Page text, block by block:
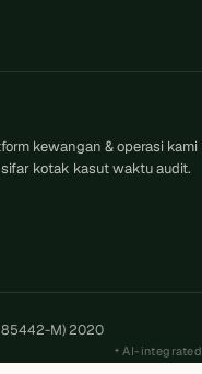
kewangan & operasi kami
kotak kasut waktu audit.
M) 2020
AI-integrated